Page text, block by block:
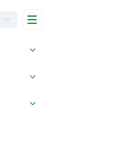
Menu